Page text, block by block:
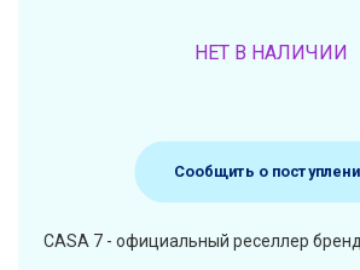
НЕТ В НАЛИЧИИ
Сообщить о
CASA 7 - официальный реселлер